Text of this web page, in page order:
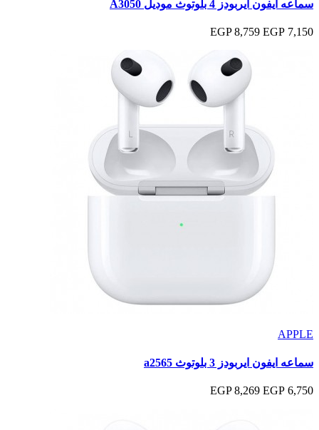
سماعه ايفون ايربودز 4 بلوتوث موديل A3050
7,150 EGP
8,759 EGP
APPLE
سماعه ايفون ايربودز 3 بلوتوث a2565
6,750 EGP
8,269 EGP